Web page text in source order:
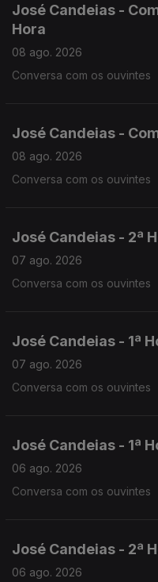
José Candeias -
Hora
08 ago. 2026
Conversa com os ouvintes
José Candeias -
08 ago. 2026
Conversa com os ouvintes
José Candeias - 2ª
07 ago. 2026
Conversa com os ouvintes
José Candeias - 1ª
07 ago. 2026
Conversa com os ouvintes
José Candeias - 1ª
06 ago. 2026
Conversa com os ouvintes
José Candeias - 2ª
06 ago. 2026